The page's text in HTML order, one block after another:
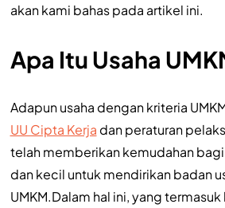
akan kami bahas pada artikel ini.
Apa Itu Usaha
Adapun usaha dengan kriteria
UU Cipta Kerja dan peraturan
telah memberikan kemudahan
dan kecil untuk mendirikan badan
UMKM.Dalam hal ini, yang